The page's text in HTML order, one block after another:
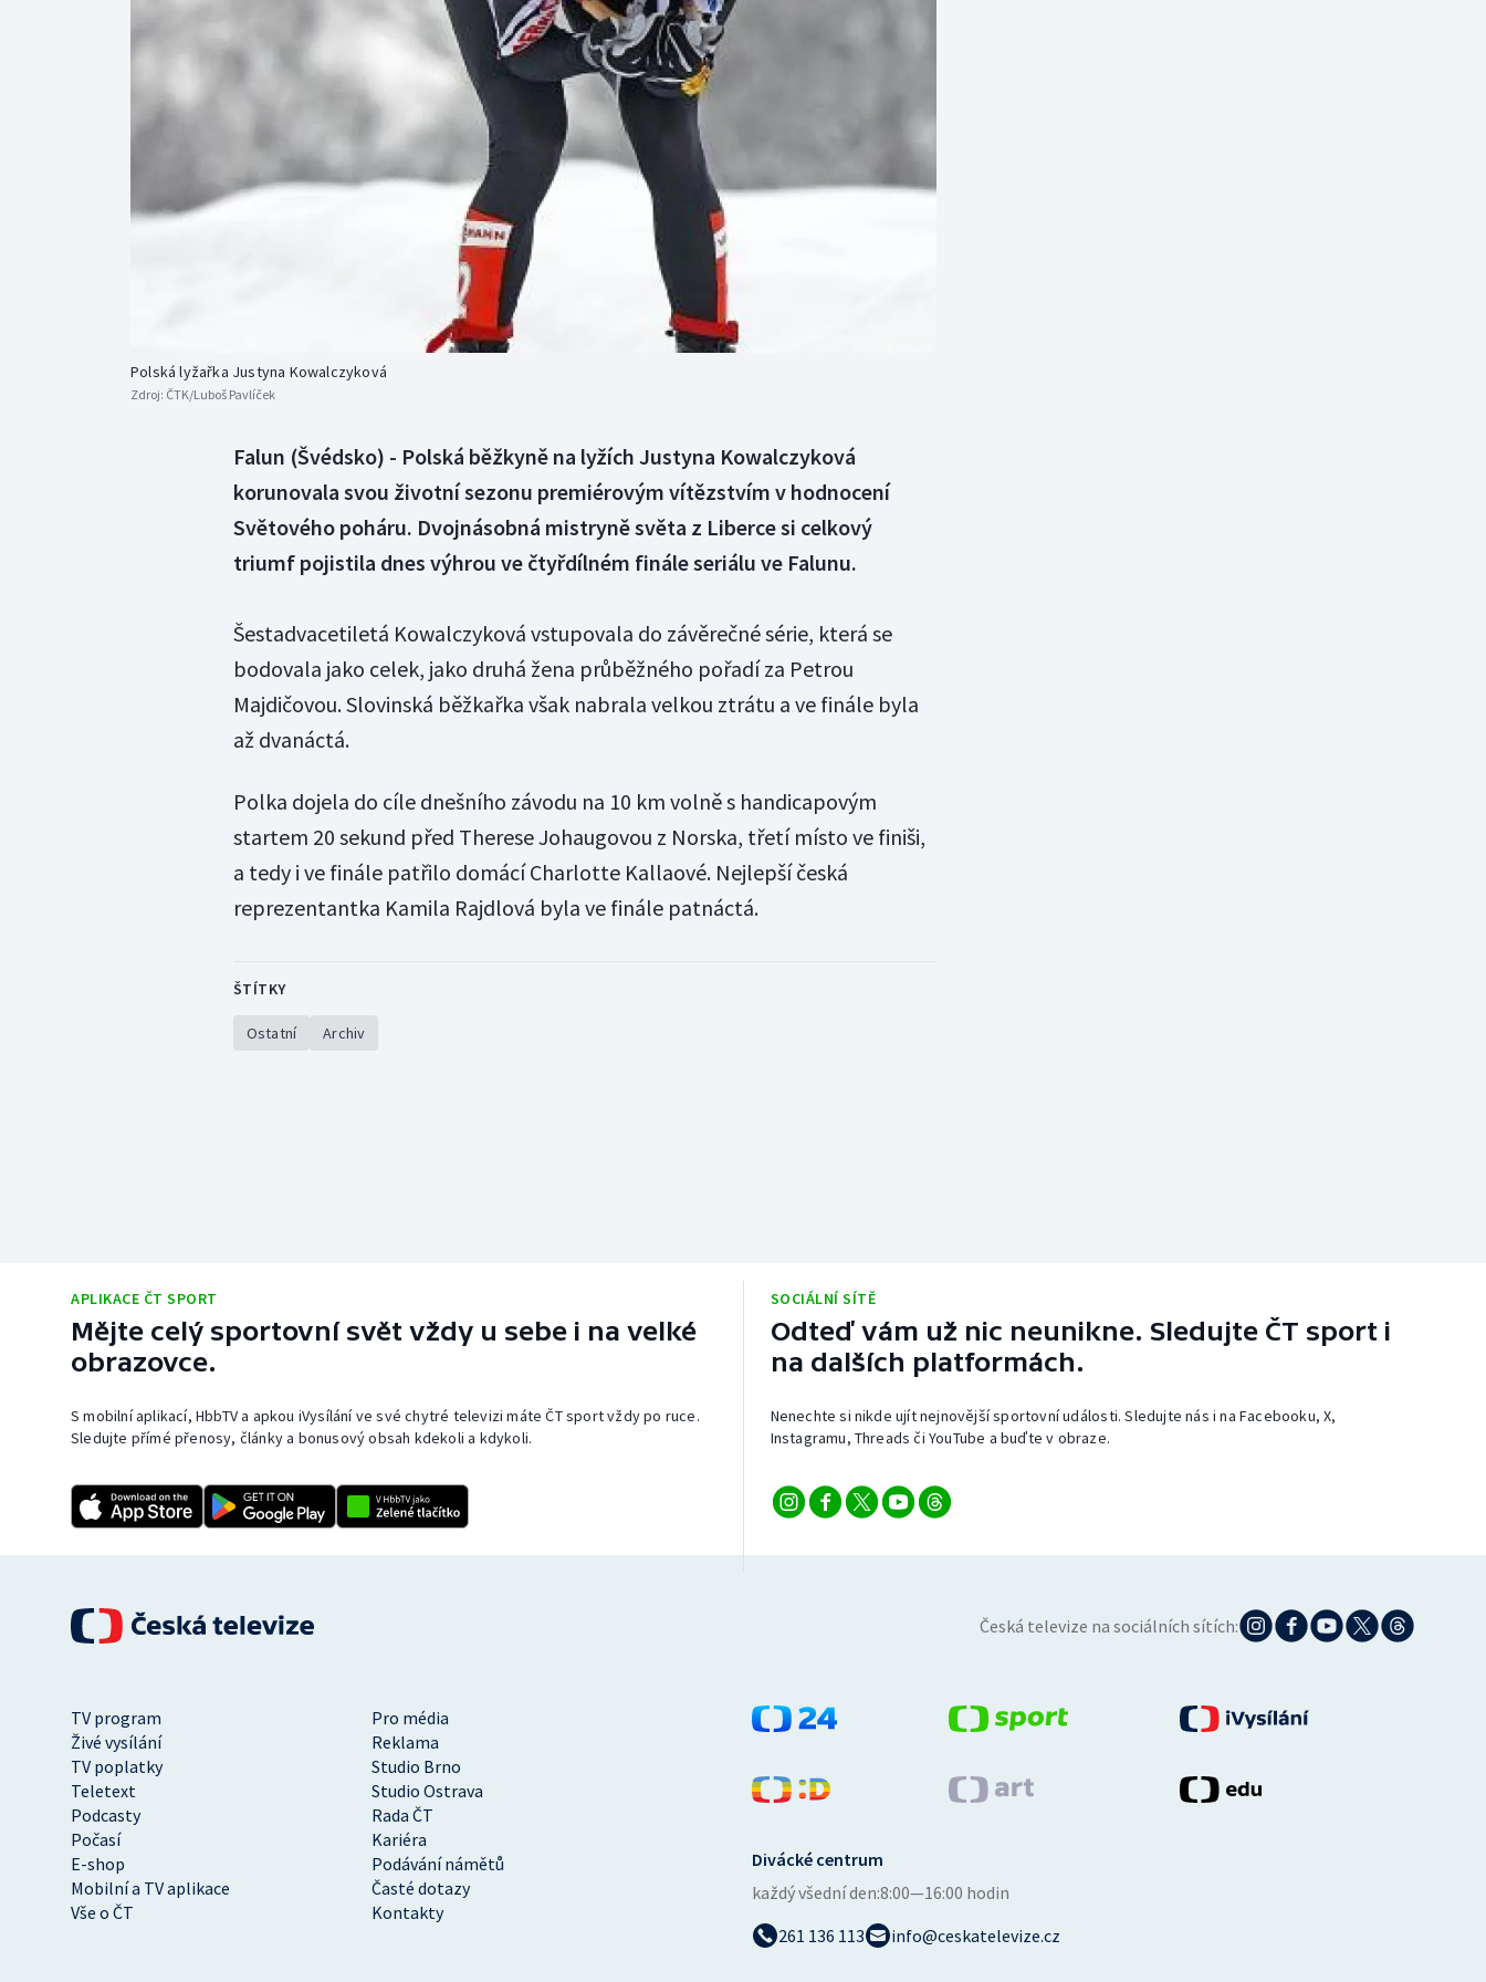
Futsal
Moderní pětiboj
Motorsport
Olympijské hry
Parasport
Plážový volejbal
Polská lyžařka Justyna Kowalczyková
Zdroj: ČTK/Luboš Pavlíček
Falun (Švédsko) - Polská běžkyně na lyžích Justyna Kowalczyková
korunovala svou životní sezonu premiérovým vítězstvím v hodnocení
Světového poháru. Dvojnásobná mistryně světa z Liberce si celkový
triumf pojistila dnes výhrou ve čtyřdílném finále seriálu ve Falunu.
Šestadvacetiletá Kowalczyková vstupovala do závěrečné série, která se
bodovala jako celek, jako druhá žena průběžného pořadí za Petrou
Majdičovou. Slovinská běžkařka však nabrala velkou ztrátu a ve finále byla
až dvanáctá.
Polka dojela do cíle dnešního závodu na 10 km volně s handicapovým
startem 20 sekund před Therese Johaugovou z Norska, třetí místo ve finiši,
a tedy i ve finále patřilo domácí Charlotte Kallaové. Nejlepší česká
reprezentantka Kamila Rajdlová byla ve finále patnáctá.
ŠTÍTKY
Ostatní Archiv
APLIKACE ČT SPORT
Mějte celý sportovní svět vždy u sebe i na velké
obrazovce.
S mobilní aplikací, HbbTV a apkou iVysílání ve své chytré televizi máte ČT sport vždy po ruce.
Sledujte přímé přenosy, články a bonusový obsah kdekoli a kdykoli.
SOCIÁLNÍ SÍTĚ
Odteď vám už nic neunikne. Sledujte ČT sport i
na dalších platformách.
Nenechte si nikde ujít nejnovější sportovní události. Sledujte nás i na Facebooku, X,
Instagramu, Threads či YouTube a buďte v obraze.
Česká televize na sociálních sítích:
TV program
Pro média
Živé vysílání
Reklama
TV poplatky
Studio Brno
Teletext
Studio Ostrava
Podcasty
Rada ČT
Počasí
Kariéra
E-shop
Podávání námětů
Mobilní a TV aplikace
Časté dotazy
Vše o ČT
Kontakty
Divácké centrum
každý všední den:8:00—16:00 hodin
261 136 113
info@ceskatelevize.cz